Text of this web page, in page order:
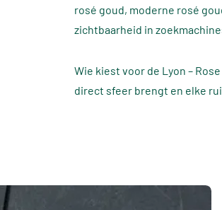
rosé goud, moderne rosé
zichtbaarheid in
Wie kiest voor de Lyon –
direct sfeer brengt en elke